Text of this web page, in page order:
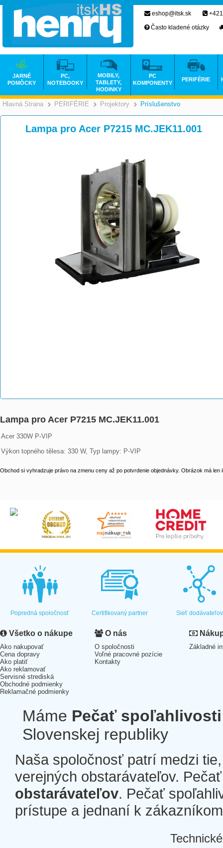
Hlavná Strana >
PERIFÉRIE >
Projektory >
Príslušenstvo
Lampa pro Acer P7215 MC.JEK11.001
Lampa pro Acer P7215 MC.JEK11.001
Acer 330W P-VIP
Výkon topného tělesa: 330 W, Typ lampy: P-VIP
Obchod si vyhradzuje právo na zmenu ceny až po potvrdenie objednávky. Obrázok má len
eshop@itsk.sk
Často kladené otázky
JARNÉ
POMÔCKY
PC,
NOTEBOOKY
MOBILY,
TABLETY,
HODINKY
PC
KOMPONENTY
PERIFÉRIE
Popredná spoločnosť Certifikovaný partner Sieť dodávateľov
Všetko o nákupe
Ako nakupovať
Cena dopravy
Ako platiť
Ako reklamovať
Servisné strediská
Obchodné podmienky
Reklamačné podmienky
O nás
O spoločnosti
Voľné pracovné pozície
Kontakty
Základné
Máme Pečať spoľahlivosti
Slovenskej republiky
Naša spoločnosť patrí medzi
verejných obstarávateľov.
obstarávateľov. Pečať
prístupe a jednaní k